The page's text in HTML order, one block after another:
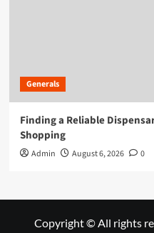
Generals
Finding a Reliable
Shopping
Admin August 6, 2026 0
Copyright © All rights